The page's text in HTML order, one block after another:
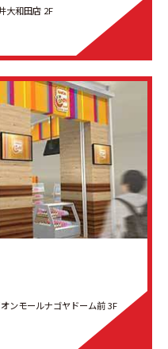
大和田店 2F
ンモールナゴヤドーム前 3F